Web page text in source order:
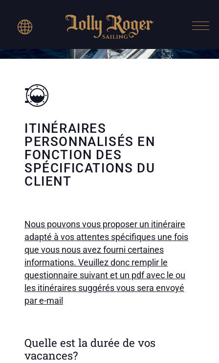
ITINÉRAIRES
PERSONNALISÉS EN
FONCTION DES
SPÉCIFICATIONS DU
CLIENT
Nous pouvons vous proposer un itinéraire
adapté à vos attentes spécifiques une fois
que vous nous avez fourni certaines
informations. Veuillez donc remplir le
questionnaire suivant et un pdf avec le ou
les itinéraires suggérés vous sera envoyé
par e-mail
Quelle est la durée de vos
vacances?